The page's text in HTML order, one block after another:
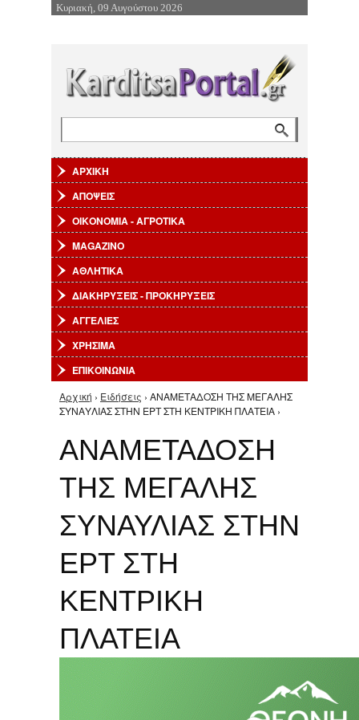
Επιστροφή στην Πλοήγηση
Κυριακή, 09 Αυγούστου 2026
ΑΡΧΙΚΗ
ΑΠΟΨΕΙΣ
ΟΙΚΟΝΟΜΙΑ - ΑΓΡΟΤΙΚΑ
MAGAZINO
ΑΘΛΗΤΙΚΑ
ΔΙΑΚΗΡΥΞΕΙΣ - ΠΡΟΚΗΡΥΞΕΙΣ
ΑΓΓΕΛΙΕΣ
ΧΡΗΣΙΜΑ
ΕΠΙΚΟΙΝΩΝΙΑ
Είστε εδώ
Αρχική › Ειδήσεις › ΑΝΑΜΕΤΑΔΟΣΗ ΤΗΣ ΜΕΓΑΛΗΣ
ΣΥΝΑΥΛΙΑΣ ΣΤΗΝ ΕΡΤ ΣΤΗ ΚΕΝΤΡΙΚΗ ΠΛΑΤΕΙΑ ›
ΑΝΑΜΕΤΑΔΟΣΗ
ΤΗΣ ΜΕΓΑΛΗΣ
ΣΥΝΑΥΛΙΑΣ ΣΤΗΝ
ΕΡΤ ΣΤΗ
ΚΕΝΤΡΙΚΗ
ΠΛΑΤΕΙΑ